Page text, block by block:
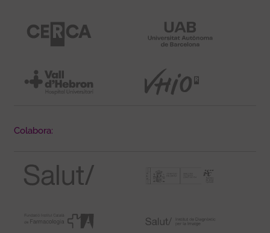
Colabora: